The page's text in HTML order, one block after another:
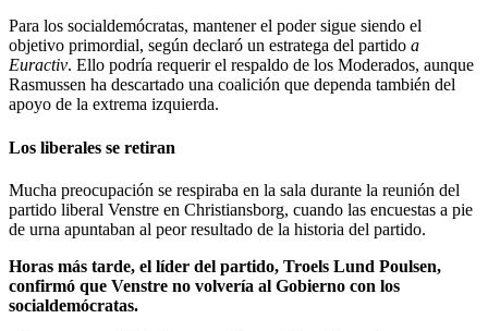
Para los socialdemócratas, mantener el poder sigue siendo el
objetivo primordial, según declaró un estratega del partido a
Euractiv. Ello podría requerir el respaldo de los Moderados, aunque
Rasmussen ha descartado una coalición que dependa también del
apoyo de la extrema izquierda.
Los liberales se retiran
Mucha preocupación se respiraba en la sala durante la reunión del
partido liberal Venstre en Christiansborg, cuando las encuestas a pie
de urna apuntaban al peor resultado de la historia del partido.
Horas más tarde, el líder del partido, Troels Lund Poulsen,
confirmó que Venstre no volvería al Gobierno con los
socialdemócratas.